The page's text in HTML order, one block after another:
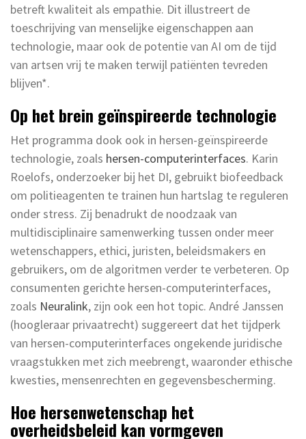
betreft kwaliteit als empathie. Dit illustreert de
toeschrijving van menselijke eigenschappen aan
technologie, maar ook de potentie van AI om de tijd
van artsen vrij te maken terwijl patiënten tevreden
blijven*.
Op het brein geïnspireerde technologie
Het programma dook ook in hersen-geïnspireerde
technologie, zoals hersen-computerinterfaces. Karin
Roelofs, onderzoeker bij het DI, gebruikt biofeedback
om politieagenten te trainen hun hartslag te reguleren
onder stress. Zij benadrukt de noodzaak van
multidisciplinaire samenwerking tussen onder meer
wetenschappers, ethici, juristen, beleidsmakers en
gebruikers, om de algoritmen verder te verbeteren. Op
consumenten gerichte hersen-computerinterfaces,
zoals Neuralink, zijn ook een hot topic. André Janssen
(hoogleraar privaatrecht) suggereert dat het tijdperk
van hersen-computerinterfaces ongekende juridische
vraagstukken met zich meebrengt, waaronder ethische
kwesties, mensenrechten en gegevensbescherming.
Hoe hersenwetenschap het
overheidsbeleid kan vormgeven